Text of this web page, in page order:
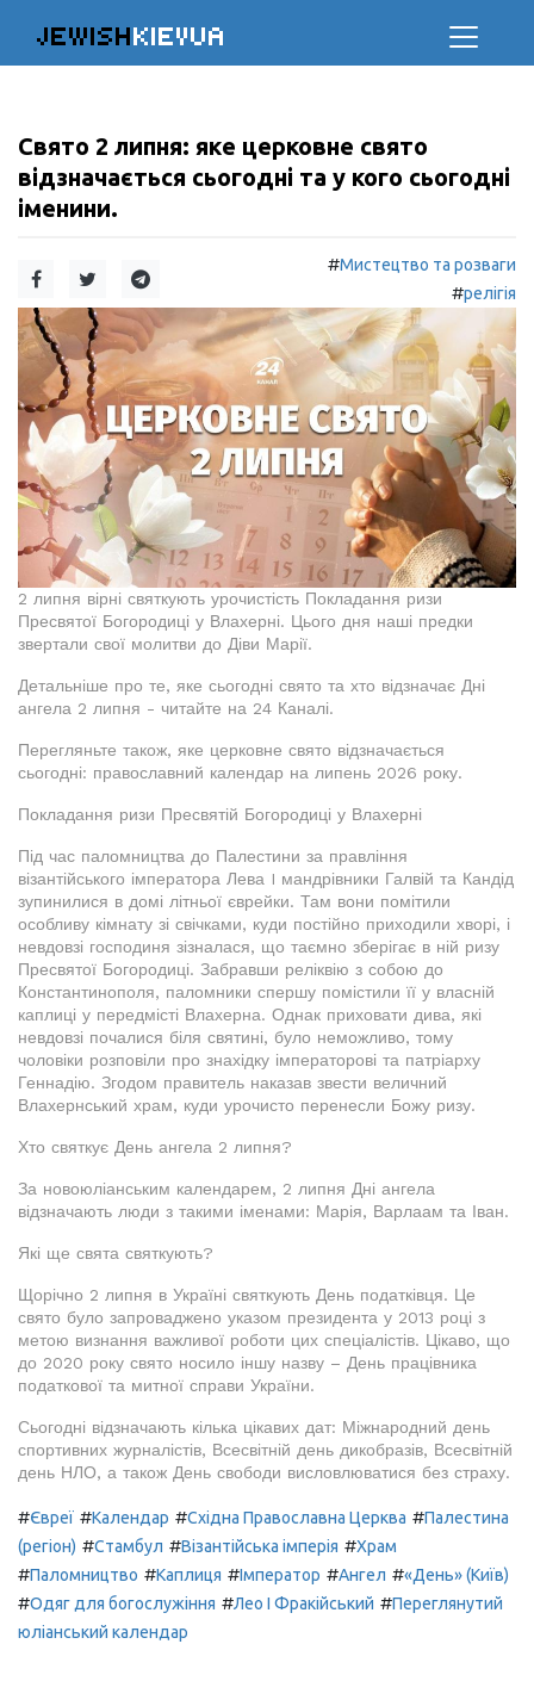
JEWISHKIEVUA
Свято 2 липня: яке церковне свято
відзначається сьогодні та у кого сьогодні
іменини.
#Мистецтво та розваги
#релігія
2 липня вірні святкують урочистість Покладання ризи
Пресвятої Богородиці у Влахерні. Цього дня наші предки
звертали свої молитви до Діви Марії.
Детальніше про те, яке сьогодні свято та хто відзначає Дні
ангела 2 липня - читайте на 24 Каналі.
Перегляньте також, яке церковне свято відзначається
сьогодні: православний календар на липень 2026 року.
Покладання ризи Пресвятій Богородиці у Влахерні
Під час паломництва до Палестини за правління
візантійського імператора Лева I мандрівники Галвій та Кандід
зупинилися в домі літньої єврейки. Там вони помітили
особливу кімнату зі свічками, куди постійно приходили хворі, і
невдовзі господиня зізналася, що таємно зберігає в ній ризу
Пресвятої Богородиці. Забравши реліквію з собою до
Константинополя, паломники спершу помістили її у власній
каплиці у передмісті Влахерна. Однак приховати дива, які
невдовзі почалися біля святині, було неможливо, тому
чоловіки розповіли про знахідку імператорові та патріарху
Геннадію. Згодом правитель наказав звести величний
Влахернський храм, куди урочисто перенесли Божу ризу.
Хто святкує День ангела 2 липня?
За новоюліанським календарем, 2 липня Дні ангела
відзначають люди з такими іменами: Марія, Варлаам та Іван.
Які ще свята святкують?
Щорічно 2 липня в Україні святкують День податківця. Це
свято було запроваджено указом президента у 2013 році з
метою визнання важливої роботи цих спеціалістів. Цікаво, що
до 2020 року свято носило іншу назву – День працівника
податкової та митної справи України.
Сьогодні відзначають кілька цікавих дат: Міжнародний день
спортивних журналістів, Всесвітній день дикобразів, Всесвітній
день НЛО, а також День свободи висловлюватися без страху.
#Євреї #Календар #Східна Православна Церква #Палестина
(регіон) #Стамбул #Візантійська імперія #Храм
#Паломництво #Каплиця #Імператор #Ангел #«День» (Київ)
#Одяг для богослужіння #Лео I Фракійський #Переглянутий
юліанський календар